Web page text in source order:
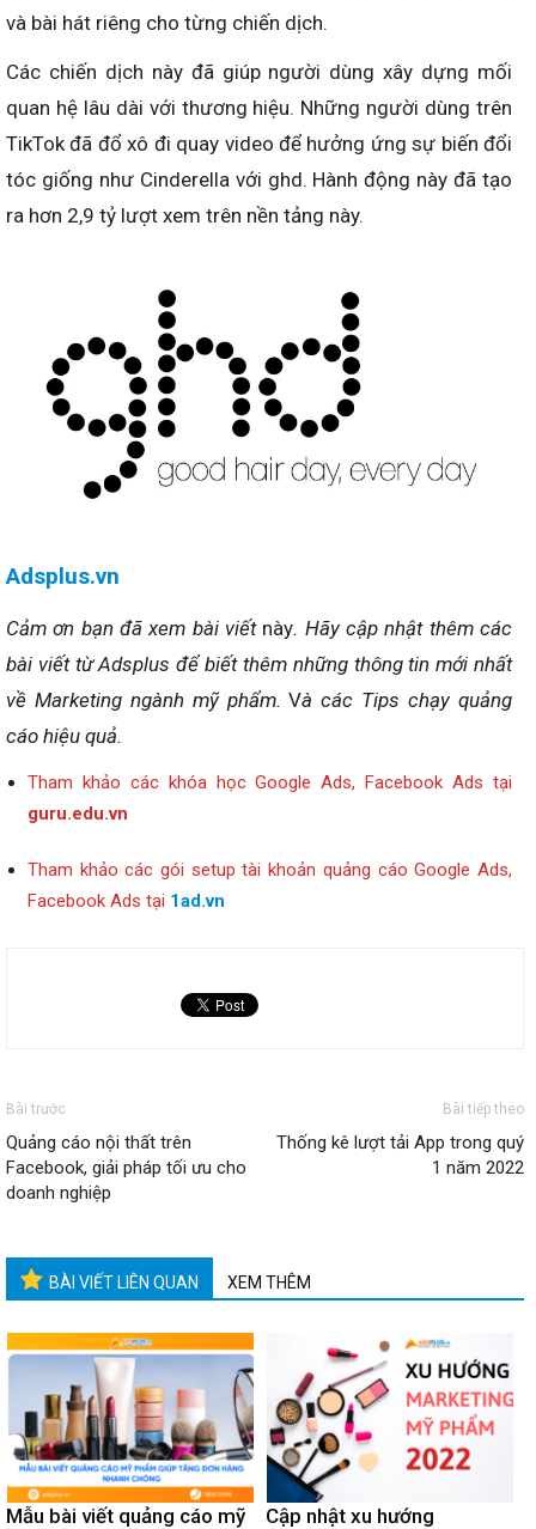
và bài hát riêng cho từng chiến dịch.
Các chiến dịch này đã giúp người dùng xây dựng mối
quan hệ lâu dài với thương hiệu. Những người dùng trên
TikTok đã đổ xô đi quay video để hưởng ứng sự biến đổi
tóc giống như Cinderella với ghd. Hành động này đã tạo
ra hơn 2,9 tỷ lượt xem trên nền tảng này.
Adsplus.vn
Cảm ơn bạn đã xem bài viết này. Hãy cập nhật thêm các
bài viết từ Adsplus để biết thêm những thông tin mới nhất
về Marketing ngành mỹ phẩm. Và các Tips chạy quảng
cáo hiệu quả.
Tham khảo các khóa học Google Ads, Facebook Ads tại
guru.edu.vn
Tham khảo các gói setup tài khoản quảng cáo Google Ads,
Facebook Ads tại 1ad.vn
Bài trước
Quảng cáo nội thất trên
Facebook, giải pháp tối ưu cho
doanh nghiệp
Bài tiếp theo
Thống kê lượt tải App trong quý
1 năm 2022
BÀI VIẾT LIÊN QUAN XEM THÊM
Mẫu bài viết quảng cáo mỹ
Cập nhật xu hướng